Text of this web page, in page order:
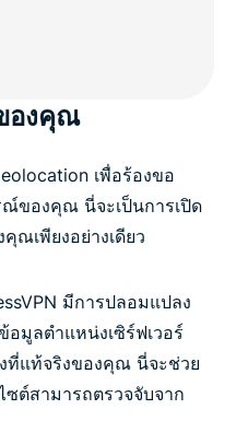
องคุณ
เพื่อร้องขอ
ของคุณ นี่จะเป็นการเปิด
ณเพียงอย่างเดียว
มีการปลอมแปลง
มูลตำแหน่งเซิร์ฟเวอร์
ที่แท้จริงของคุณ นี่จะช่วย
ต์สามารถตรวจจับจาก